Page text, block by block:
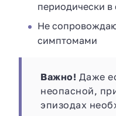
периодически
Не
симптомами
Важно! Даже
неопасной,
эпизодах